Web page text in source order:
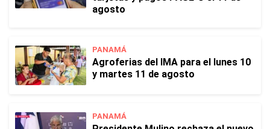
agosto
PANAMÁ
Agroferias del IMA para el lunes 10
y martes 11 de agosto
PANAMÁ